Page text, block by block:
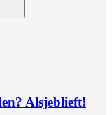
Alsjeblieft!